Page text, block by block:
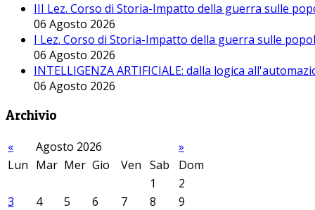
III Lez. Corso di Storia-Impatto della guerra sulle
06 Agosto 2026
I Lez. Corso di Storia-Impatto della guerra sulle
06 Agosto 2026
INTELLIGENZA ARTIFICIALE: dalla logica
06 Agosto 2026
Archivio
« Agosto 2026
»
Lun Mar Mer Gio Ven Sab
Dom
1
2
3
4 5 6 7 8
9